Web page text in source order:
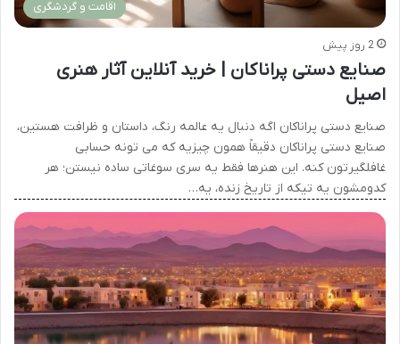
اقامت و گردشگری
2 روز پیش
صنایع دستی پراناکان | خرید آنلاین آثار هنری
اصیل
صنایع دستی پراناکان اگه دنبال یه عالمه رنگ، داستان و ظرافت هستین،
صنایع دستی پراناکان دقیقاً همون چیزیه که می تونه حسابی
غافلگیرتون کنه. این هنرها فقط یه سری سوغاتی ساده نیستن؛ هر
کدومشون یه تیکه از تاریخ زنده، یه…